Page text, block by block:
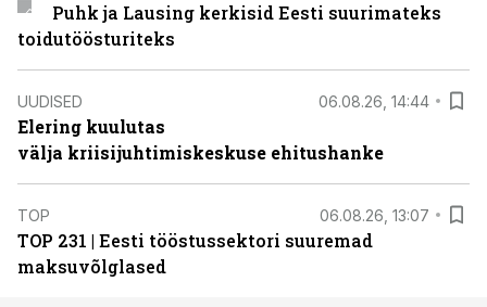
Puhk ja Lausing kerkisid Eesti suurimateks
toidutöösturiteks
UUDISED 06.08.26, 14:44
Elering kuulutas
välja kriisijuhtimiskeskuse ehitushanke
TOP 06.08.26, 13:07
TOP 231 | Eesti tööstussektori suuremad
maksuvõlglased